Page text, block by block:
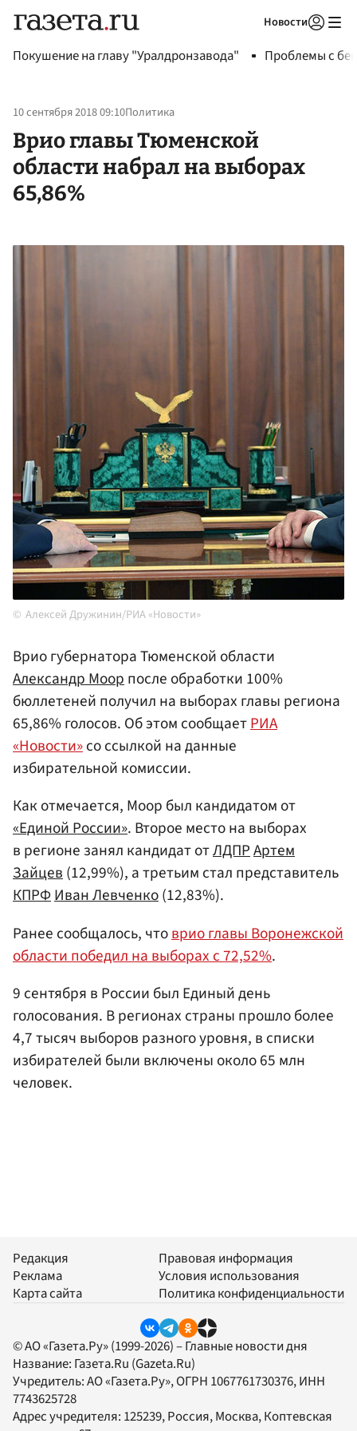
Новости
Покушение на главу "Уралдронзавода" Проблемы с
10 сентября 2018 09:10Политика
Врио главы Тюменской
области набрал на выборах
65,86%
Алексей Дружинин/РИА «Новости»
Врио губернатора Тюменской области
Александр Моорпосле обработки 100%
бюллетеней получил на выборах главы региона
65,86% голосов. Об этом сообщаетРИА
«Новости»со ссылкой на данные
избирательной комиссии.
Как отмечается, Моор был кандидатом от
«Единой России». Второе место на выборах
в регионе занял кандидат отЛДПРАртем
Зайцев(12,99%), а третьим стал представитель
КПРФИван Левченко(12,83%).
Ранее сообщалось, чтоврио главы Воронежской
области победил на выборах с 72,52%.
9 сентября в России был Единый день
голосования. В регионах страны прошло более
4,7 тысяч выборов разного уровня, в списки
избирателей были включены около 65 млн
человек.
Редакция
Реклама
Карта сайта
Правовая информация
Условия использования
Политика конфиденциальности
© АО «Газета.Ру» (1999-2026) – Главные новости дня
Название: Газета.Ru (Gazeta.Ru)
Учредитель:АО «Газета.Ру», ОГРН 1067761730376, ИНН
7743625728
Адрес учредителя: 125239, Россия, Москва, Коптевская